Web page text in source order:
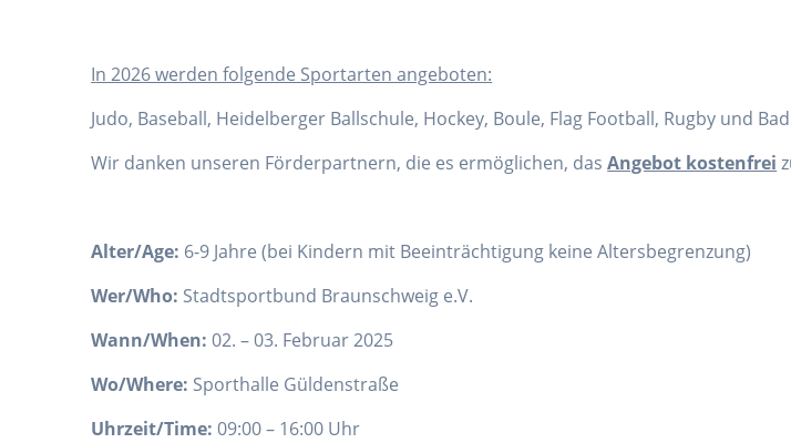
In 2026 werden folgende Sportarten angeboten:
Judo, Baseball, Heidelberger Ballschule, Hockey, Boule, Flag Football, Rugby und
Wir danken unseren Förderpartnern, die es ermöglichen, dasAngebot kostenfrei
Alter/Age: 6-9 Jahre (bei Kindern mit Beeinträchtigung keine Altersbegrenzung)
Wer/Who: Stadtsportbund Braunschweig e.V.
Wann/When:02. – 03. Februar 2025
Wo/Where: Sporthalle Güldenstraße
Uhrzeit/Time:09:00 – 16:00 Uhr